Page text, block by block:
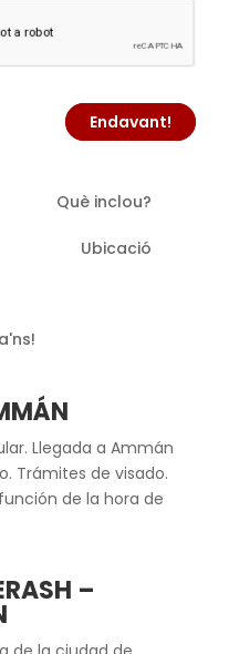
Endavant!
Què inclou?
Ubicació
Llegada a Ammán
Trámites de visado.
de la hora de
–